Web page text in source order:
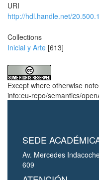
URI
http://hdl.handle.net/
Collections
Inicial y Arte [613]
Except where otherwise
info:eu-repo/semantics/
SEDE
Av. Mercedes
609